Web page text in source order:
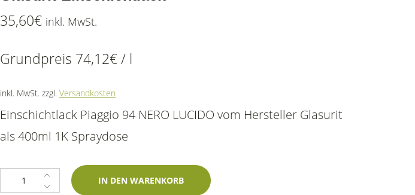
35,60€ inkl. MwSt.
Grundpreis 74,12€/ l
inkl. MwSt. zzgl. Versandkosten
Einschichtlack Piaggio 94 NERO LUCIDO vom Hersteller Glasurit
als 400ml 1K Spraydose
1K Spraydose Piaggio 94 Nero Lucido 400ml Glasurit-Einschichtlack Menge
IN DEN WARENKORB